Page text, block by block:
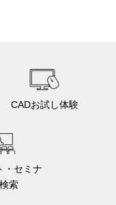
CADお試し体験
・セミナ
索